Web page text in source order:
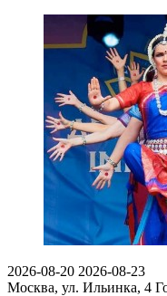
2026-08-20 2026-08-23
Москва, ул. Ильинка, 4